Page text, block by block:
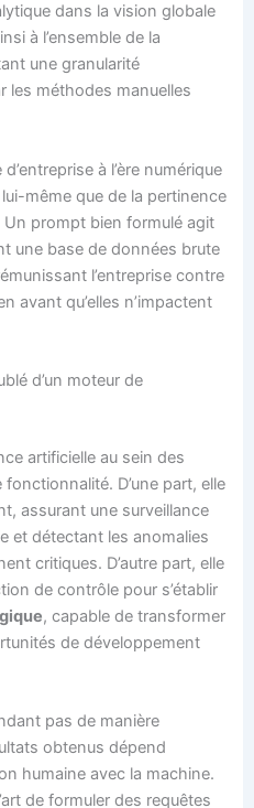
dans la vision globale
à l’ensemble de la
une granularité
les méthodes manuelles
à l’ère numérique
même que de la pertinence
Un prompt bien formulé agit
une base de données brute
l’entreprise contre
avant qu’elles n’impactent
d’un moteur de
artificielle au sein des
D’une part, elle
assurant une surveillance
et détectant les anomalies
critiques. D’autre part, elle
de contrôle pour s’établir
, capable de transformer
de développement
pas de manière
obtenus dépend
humaine avec la machine.
de formuler des requêtes